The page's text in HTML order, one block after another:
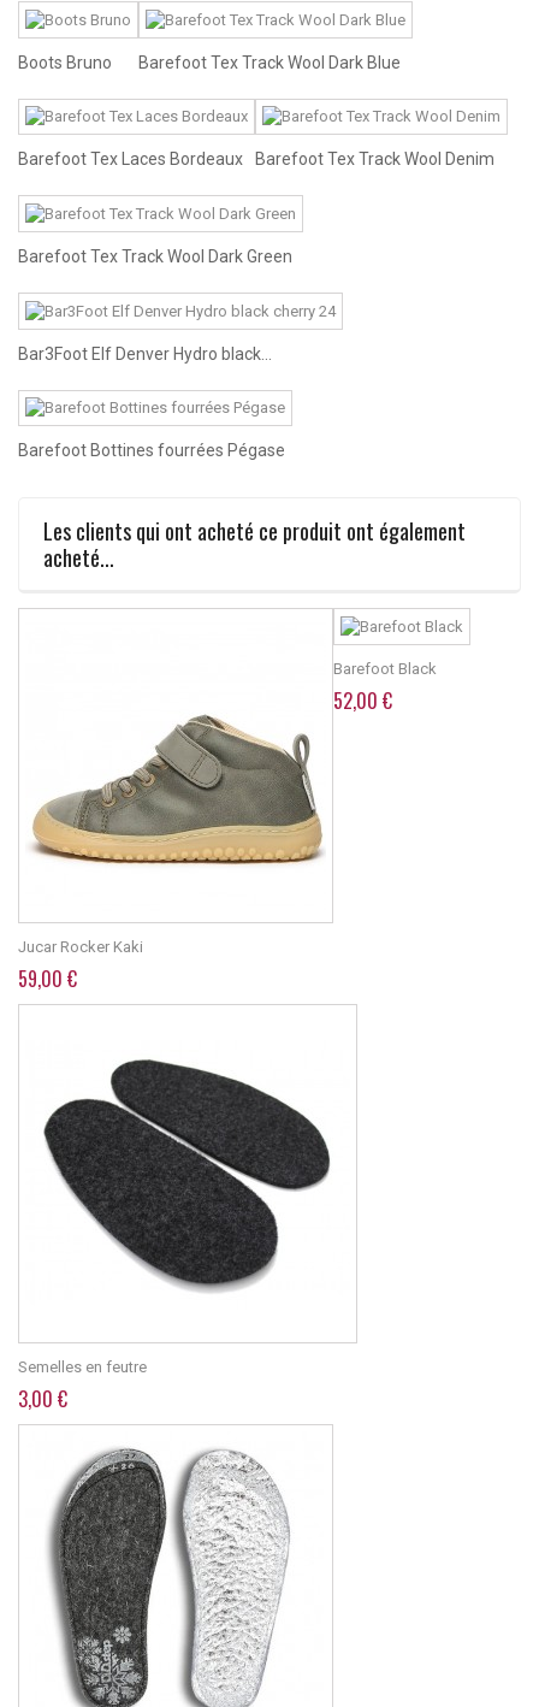
Boots Bruno Barefoot Tex Track Wool Dark Blue
Barefoot Tex Laces Bordeaux Barefoot Tex Track Wool Denim
Barefoot Tex Track Wool Dark Green
Bar3Foot Elf Denver Hydro black...
Barefoot Bottines fourrées Pégase
Les clients qui ont acheté ce produit ont également
acheté...
Jucar Rocker Kaki
59,00 €
Barefoot Black
52,00 €
Semelles en feutre
3,00 €